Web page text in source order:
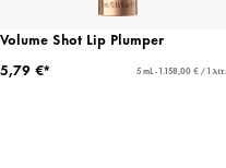
Volume Shot Lip Plumper
5,79 €*
5 mL - 1.158,00 € / 1 λίτ.